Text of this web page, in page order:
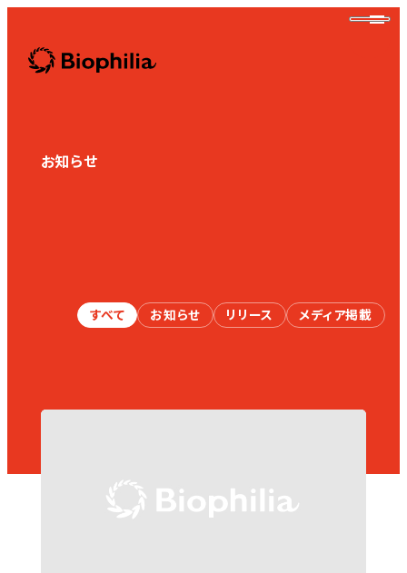
Biophilia
お知らせ
News
すべて お知らせ リリース メディア掲載